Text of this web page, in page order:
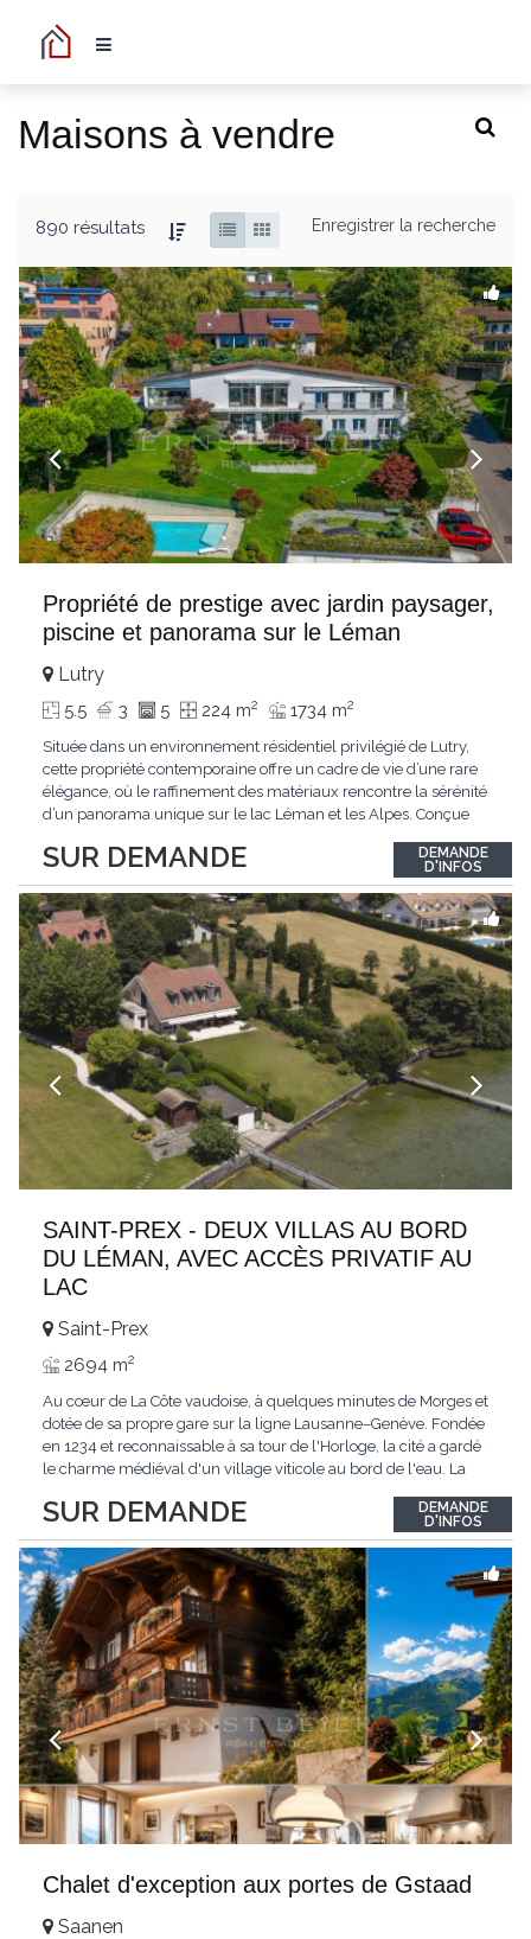
Maisons à vendre
890 résultats Enregistrer la recherche
Propriété de prestige avec jardin paysager,
piscine et panorama sur le Léman
SUR DEMANDE
Lutry
5.5 3 5 224 m2 1734 m2
Située dans un environnement résidentiel privilégié de Lutry,
cette propriété contemporaine offre un cadre de vie d’une rare
élégance, où le raffinement des matériaux rencontre la sérénité
d’un panorama unique sur le lac Léman et les Alpes. Conçue
distingue par ses espaces généreux et son atmosphère
résolument harmonieuse. Caractéristiques...
DEMANDE
D'INFOS
SAINT-PREX - DEUX VILLAS AU BORD
DU LÉMAN, AVEC ACCÈS PRIVATIF AU
LAC
SUR DEMANDE
Saint-Prex
2694 m2
Au cœur de La Côte vaudoise, à quelques minutes de Morges et
dotée de sa propre gare sur la ligne Lausanne–Genève. Fondée
en 1234 et reconnaissable à sa tour de l'Horloge, la cité a gardé
le charme médiéval d'un village viticole au bord de l'eau. La
immédiate des villes. Dans cet environnement privilégié, une
propriété...
DEMANDE
D'INFOS
Chalet d'exception aux portes de Gstaad
Saanen